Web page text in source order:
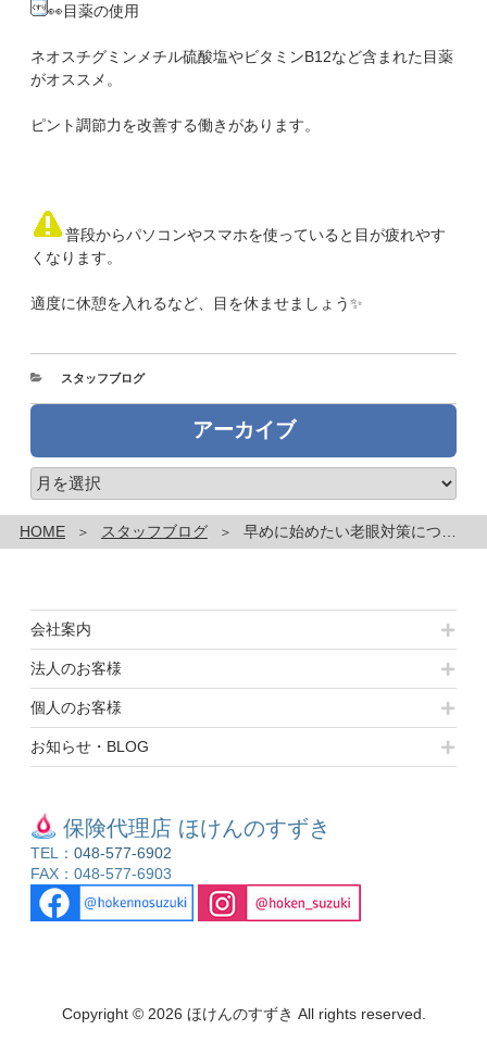
👀目薬の使用
ネオスチグミンメチル硫酸塩やビタミンB12など含まれた目薬
がオススメ。
ピント調節力を改善する働きがあります。
普段からパソコンやスマホを使っていると目が疲れやす
くなります。
適度に休憩を入れるなど、目を休ませましょう✨
カ
スタッフブログ
アーカイブ
ア
ー
カ
イ
HOME スタッフブログ 早めに始めたい老眼対策についてです。
会社案内
法人のお客様
個人のお客様
お知らせ・BLOG
保険代理店 ほけんのすずき
TEL： 048-577-6902
FAX：048-577-6903
Copyright © 2026 ほけんのすずき All rights reserved.